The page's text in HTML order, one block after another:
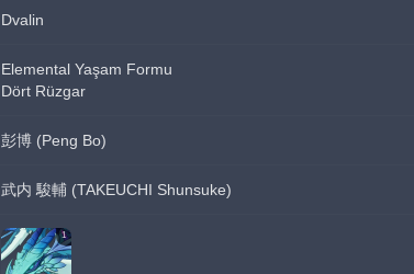
Dvalin
Elemental Yaşam Formu
Dört Rüzgar
彭博 (Peng Bo)
武内 駿輔 (TAKEUCHI Shunsuke)
1